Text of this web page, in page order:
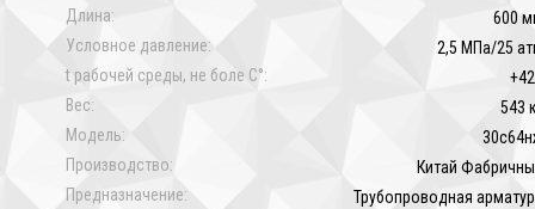
Длина:
600
Условное давление:
2,5 МПа/25
t рабочей среды, не боле C°:
Вес:
543
Модель:
Производство:
Китай
Предназначение:
Трубопроводная